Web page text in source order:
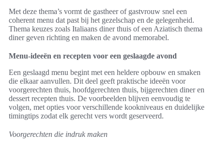
Met deze thema’s vormt de gastheer of gastvrouw snel een
coherent menu dat past bij het gezelschap en de gelegenheid.
Thema keuzes zoals Italiaans diner thuis of een Aziatisch thema
diner geven richting en maken de avond memorabel.
Menu-ideeën en recepten voor een geslaagde avond
Een geslaagd menu begint met een heldere opbouw en smaken
die elkaar aanvullen. Dit deel geeft praktische ideeën voor
voorgerechten thuis, hoofdgerechten thuis, bijgerechten diner en
dessert recepten thuis. De voorbeelden blijven eenvoudig te
volgen, met opties voor verschillende kookniveaus en duidelijke
timingtips zodat elk gerecht vers wordt geserveerd.
Voorgerechten die indruk maken